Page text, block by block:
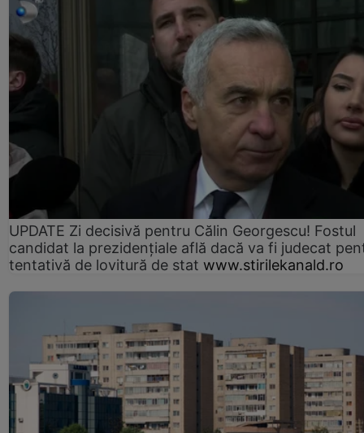
UPDATE Zi decisivă pentru Călin Georgescu! Fostul
candidat la prezidențiale află dacă va fi judecat
tentativă de lovitură de stat www.stirilekanald.ro